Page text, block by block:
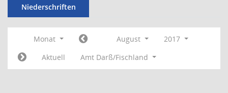
Niederschriften
Monat August
2017
Aktuell
Amt Darß/Fischland